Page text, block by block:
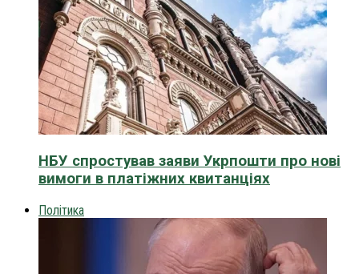
НБУ спростував заяви Укрпошти про нові
вимоги в платіжних квитанціях
Політика